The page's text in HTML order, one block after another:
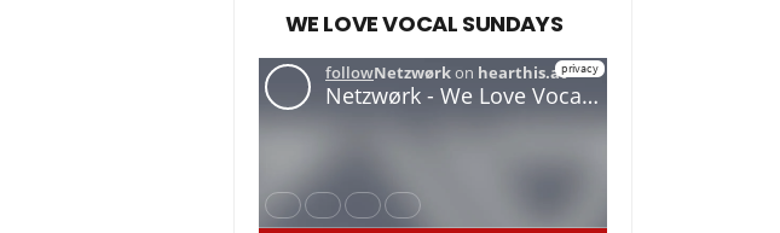
WE LOVE VOCAL SUNDAYS